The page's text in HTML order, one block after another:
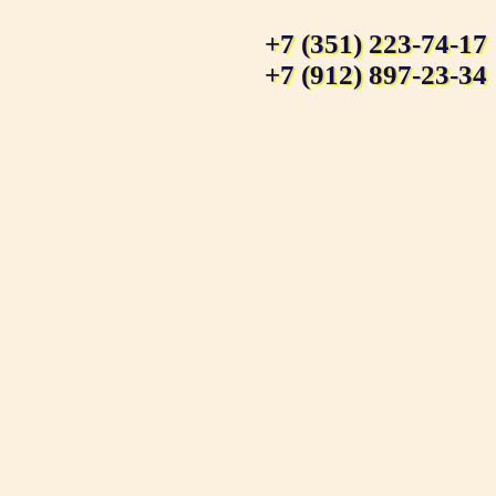
+7 (351) 223-74-17
+7 (912) 897-23-34